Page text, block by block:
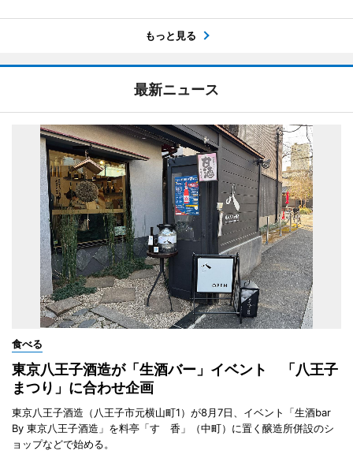
もっと見る
最新ニュース
食べる
東京八王子酒造が「生酒バー」イベント 「八王子
まつり」に合わせ企画
東京八王子酒造（八王子市元横山町1）が8月7日、イベント「生酒bar
By 東京八王子酒造」を料亭「すゞ香」（中町）に置く醸造所併設のシ
ョップなどで始める。